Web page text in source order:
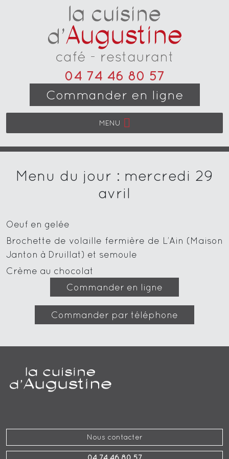
04 74 46 80 57
Commander en ligne
MENU
Menu du jour : mercredi 29
avril
Oeuf en gelée
Brochette de volaille fermière de L’Ain (Maison
Janton à Druillat) et semoule
Crème au chocolat
Commander en ligne
Commander par téléphone
Nous contacter